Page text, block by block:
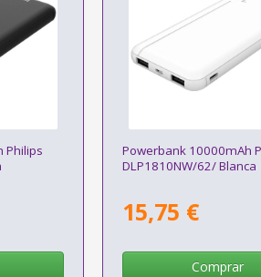
Philips
Powerbank 10000mAh
DLP1810NW/62/ Blanca
15,75 €
Comprar